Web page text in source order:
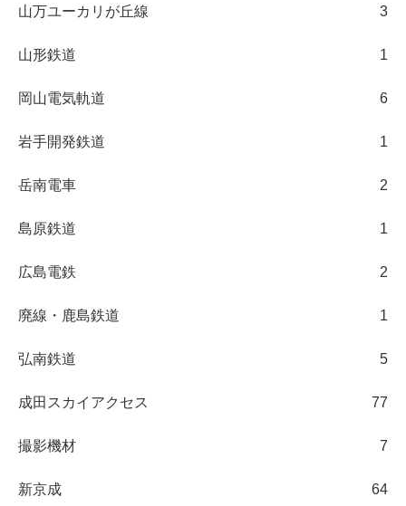
山万ユーカリが丘線 3
山形鉄道 1
岡山電気軌道 6
岩手開発鉄道 1
岳南電車 2
島原鉄道 1
広島電鉄 2
廃線・鹿島鉄道 1
弘南鉄道 5
成田スカイアクセス 77
撮影機材 7
新京成 64